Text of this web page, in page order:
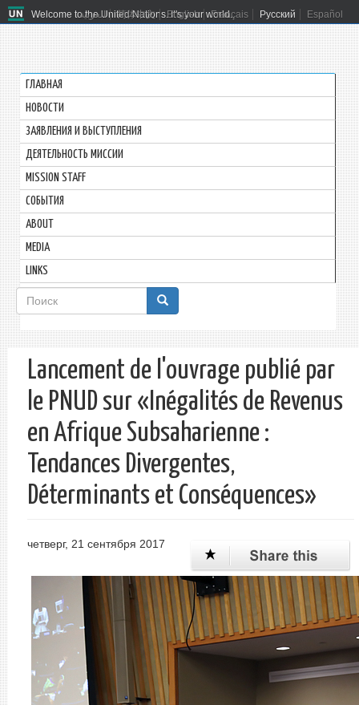
Welcome to the United Nations. It's your world.
العربية 简体中文 English Français Русский Español
ГЛАВНАЯ
HОВОСТИ
ЗАЯВЛЕНИЯ И ВЫСТУПЛЕНИЯ
ДЕЯТЕЛЬНОСТЬ МИССИИ
MISSION STAFF
СОБЫТИЯ
ABOUT
MEDIA
LINKS
Форма
поиска
Поиск
Lancement de l'ouvrage publié par
le PNUD sur «Inégalités de Revenus
en Afrique Subsaharienne :
Tendances Divergentes,
Déterminants et Conséquences»
четверг, 21 сентября 2017